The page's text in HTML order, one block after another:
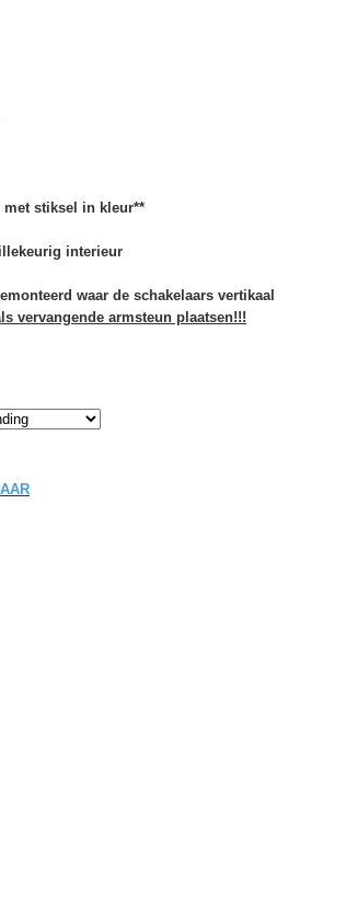
met stiksel in kleur**
interieur
waar de schakelaars vertikaal
vervangende armsteun plaatsen!!!